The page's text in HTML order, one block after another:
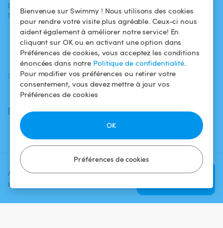
Bienvenue sur Swimmy ! Nous utilisons des cookies
pour rendre votre visite plus agréable. Ceux-ci nous
aident également à améliorer notre service! En
cliquant sur OK ou en activant une option dans
Préférences de cookies, vous acceptez les conditions
énoncées dans notre Politique de confidentialité.
Pour modifier vos préférences ou retirer votre
consentement, vous devez mettre à jour vos
Préférences de cookies
Préférences de cookies
OK
Ajoutez une date et un créneau
pour voir le prix
Vérifier la
L'aventure
Swimmy
Louer ma piscine
Comment ça
marche ?
confidentialité
Mentions légales
SUIVEZ-NOUS
Facebook
Instagram
TÉLÉCHARGEZ L'APP